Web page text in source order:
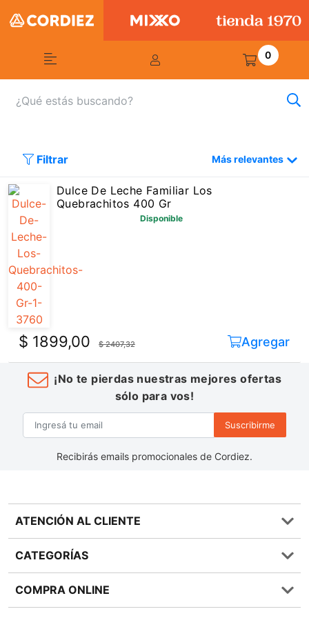
0
Filtrar Más relevantes
Dulce De Leche Familiar Los
Quebrachitos 400 Gr
Disponible
$ 1899,00 $ 2407,32 Agregar
¡No te pierdas nuestras mejores ofertas
sólo para vos!
Suscribirme
Recibirás emails promocionales de Cordiez.
ATENCIÓN AL CLIENTE
Preguntas frecuentes
0810 555 1970
Términos y condiciones
CATEGORÍAS
Bebidas
COMPRA ONLINE